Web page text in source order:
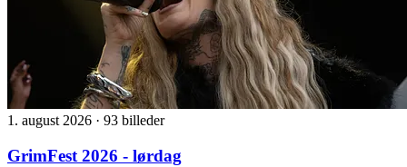
1. august 2026 · 93 billeder
GrimFest 2026 - lørdag